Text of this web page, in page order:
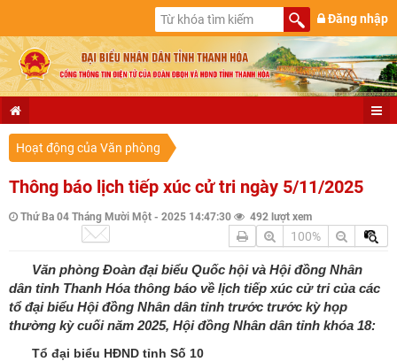
Đăng nhập
Hoạt động của Văn phòng
Thông báo lịch tiếp xúc cử tri ngày 5/11/2025
Thứ Ba 04 Tháng Mười Một - 2025 14:47:30 492 lượt xem
100%
Văn phòng Đoàn đại biểu Quốc hội và Hội đồng Nhân
dân tỉnh Thanh Hóa thông báo về lịch tiếp xúc cử tri của các
tổ đại biểu Hội đồng Nhân dân tỉnh trước trước kỳ họp
thường kỳ cuối năm 2025, Hội đồng Nhân dân tỉnh khóa 18:
Tổ đại biểu HĐND tỉnh Số 10